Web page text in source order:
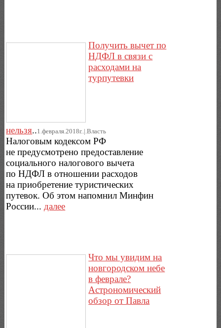
Получить вычет по
НДФЛ в связи с
расходами на
турпутевки
нельзя..1.февраля.2018г..|.Власть
Налоговым кодексом РФ
не предусмотрено предоставление
социального налогового вычета
по НДФЛ в отношении расходов
на приобретение туристических
путевок. Об этом напомнил Минфин
России... далее
Что мы увидим на
новгородском небе
в феврале?
Астрономический
обзор от Павла